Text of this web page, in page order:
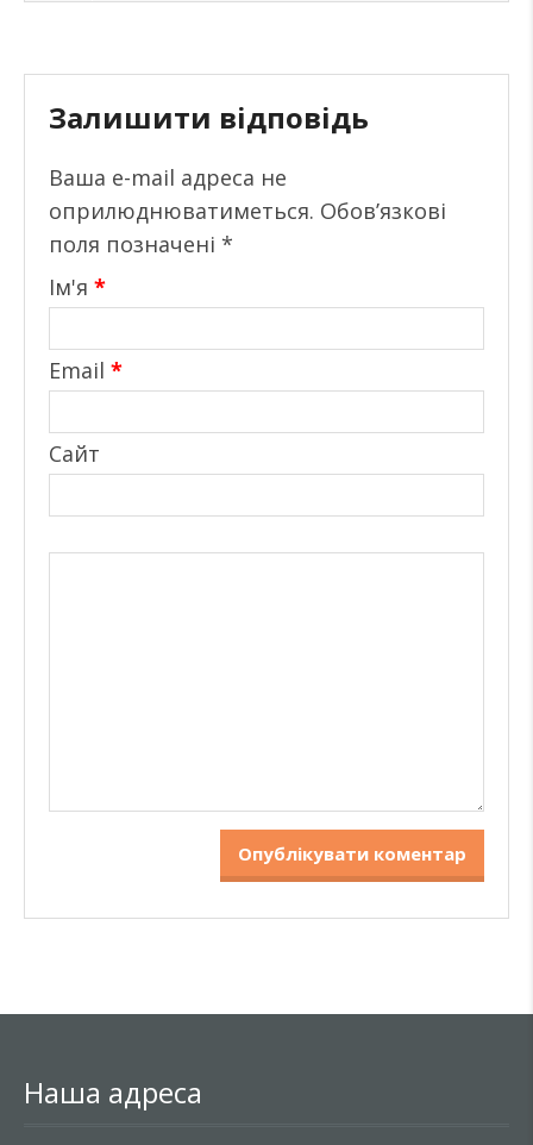
Залишити відповідь
Ваша e-mail адреса не
оприлюднюватиметься. Обов’язкові
поля позначені *
Ім'я *
Email *
Сайт
Наша адреса